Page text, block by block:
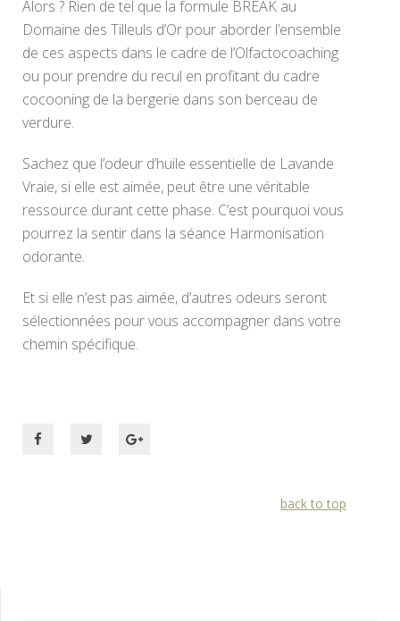
Alors ? Rien de tel que la formule BREAK au
Domaine des Tilleuls d’Or pour aborder l’ensemble
de ces aspects dans le cadre de l’Olfactocoaching
ou pour prendre du recul en profitant du cadre
cocooning de la bergerie dans son berceau de
verdure.
Sachez que l’odeur d’huile essentielle de Lavande
Vraie, si elle est aimée, peut être une véritable
ressource durant cette phase. C’est pourquoi vous
pourrez la sentir dans la séance Harmonisation
odorante.
Et si elle n’est pas aimée, d’autres odeurs seront
sélectionnées pour vous accompagner dans votre
chemin spécifique.
back to top